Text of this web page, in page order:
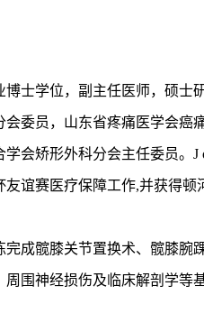
士学位，副主任医师，硕士
委员，山东省疼痛医学会癌
会矫形外科分会主任委员。J
谊赛医疗保障工作,并获得顿
成髋膝关节置换术、髋膝腕
围神经损伤及临床解剖学等